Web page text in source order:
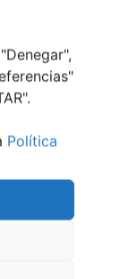
"
Política
2026
Jazz e Blues
músicos del 3